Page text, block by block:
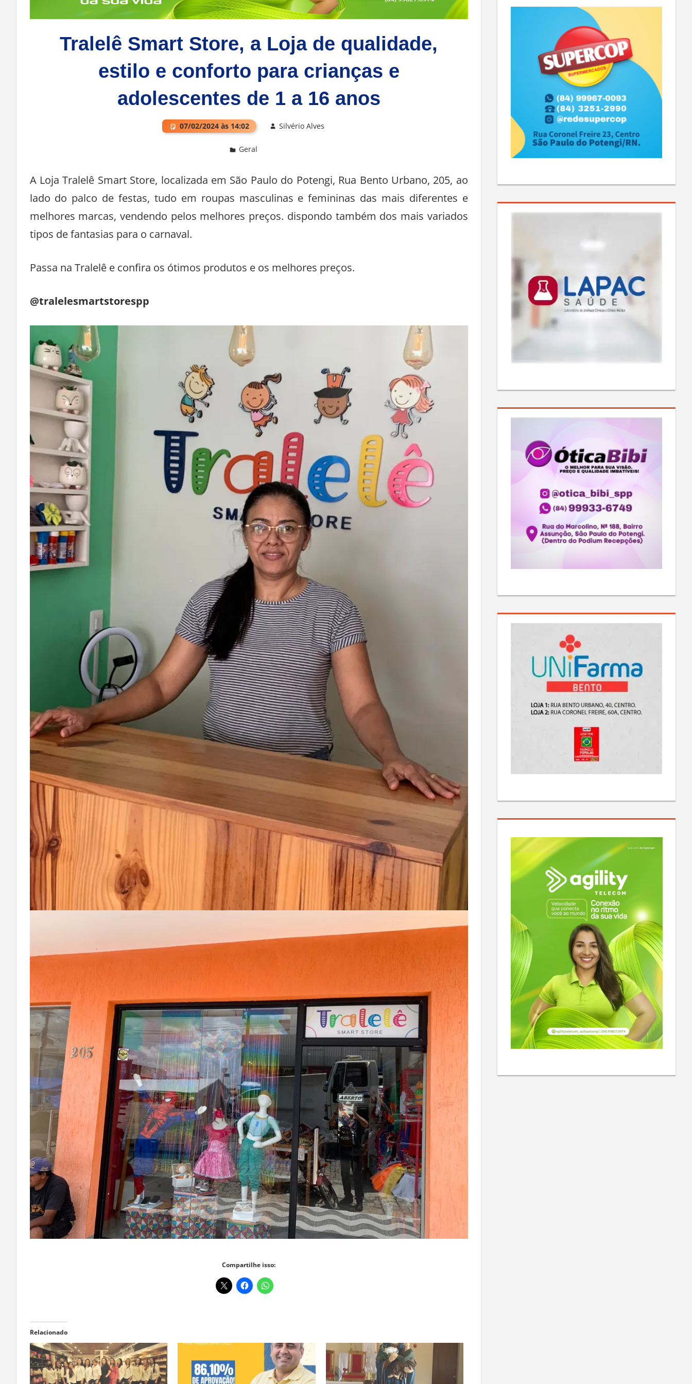
Tralelê Smart Store, a Loja de qualidade,
estilo e conforto para crianças e
adolescentes de 1 a 16 anos
07/02/2024 às 14:02
A Loja Tralelê Smart Store, localizada em São Paulo do Potengi, Rua Bento Urbano, 205, ao
lado do palco de festas, tudo em roupas masculinas e femininas das mais diferentes e
melhores marcas, vendendo pelos melhores preços. dispondo também dos mais variados
tipos de fantasias para o carnaval.
Passa na Tralelê e confira os ótimos produtos e os melhores preços.
@tralelesmartstorespp
Compartilhe isso: